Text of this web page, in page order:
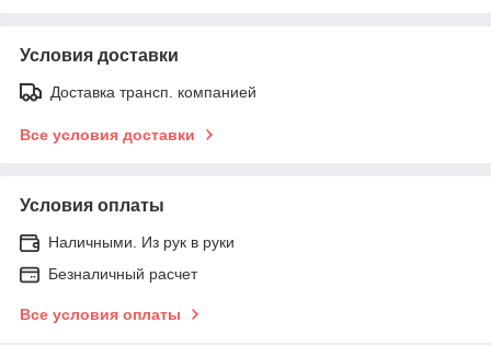
Условия доставки
Доставка трансп. компанией
Все условия доставки
Условия оплаты
Наличными. Из рук в руки
Безналичный расчет
Все условия оплаты